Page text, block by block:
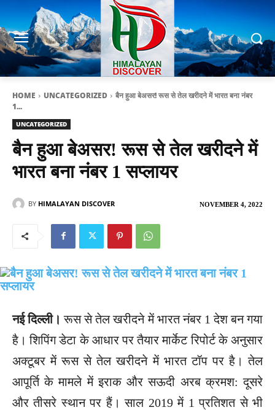
HOME UNCATEGORIZED
बैन हुआ बेअसर! रूस से तेल खरीदने में भारत बना नंबर
1...
UNCATEGORIZED
बैन हुआ बेअसर! रूस से तेल खरीदने में
भारत बना नंबर 1 सप्लायर
NOVEMBER 4, 2022
BY HIMALAYAN DISCOVER
नई दिल्ली। रूस से तेल खरीदने में भारत नंबर 1 देश बन गया
है। शिपिंग डेटा के आधार पर तैयार मार्केट रिपोर्ट के अनुसार
अक्टूबर में रूस से तेल खरीदने में भारत टॉप पर है। तेल
आपूर्ति के मामले में इराक और सऊदी अरब क्रमश: दूसरे
और तीसरे स्थान पर हैं। साल 2019 में 1 प्रतिशत से भी